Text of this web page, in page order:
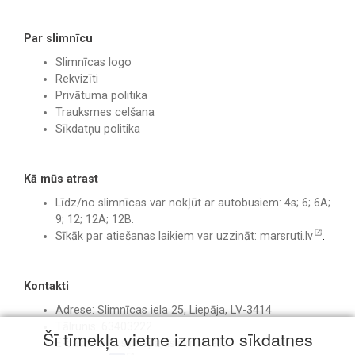
Par slimnīcu
Slimnīcas logo
Rekvizīti
Privātuma politika
Trauksmes celšana
Sīkdatņu politika
Kā mūs atrast
Līdz/no slimnīcas var nokļūt ar autobusiem: 4s; 6; 6A;
9; 12; 12A; 12B.
Sīkāk par atiešanas laikiem var uzzināt: marsruti.lv .
Kontakti
Adrese: Slimnīcas iela 25, Liepāja, LV-3414
E-pasts:birojs@liepajasslimnica.lv
Šī tīmekļa vietne izmanto sīkdatnes